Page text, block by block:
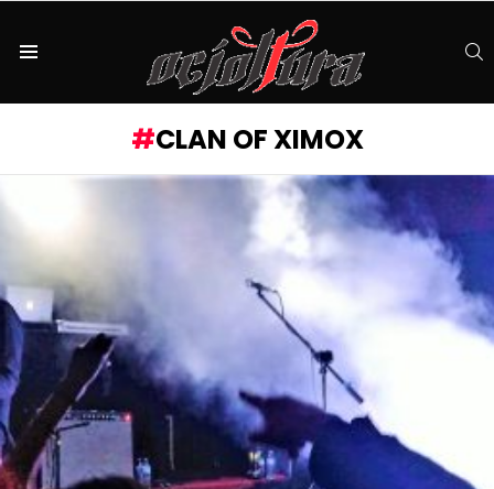
CLAN OF XIMOX